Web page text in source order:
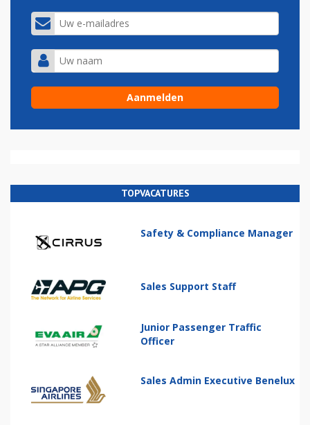
TOPVACATURES
Safety & Compliance Manager
Sales Support Staff
Junior Passenger Traffic
Officer
Sales Admin Executive Benelux